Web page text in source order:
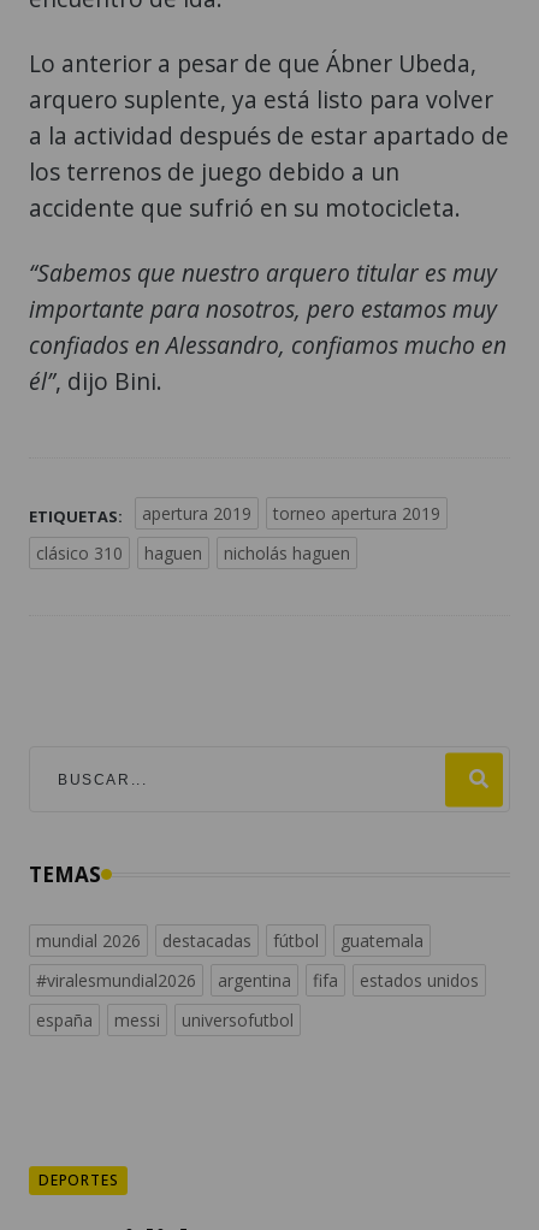
Lo anterior a pesar de que Ábner Ubeda,
arquero suplente, ya está listo para volver
a la actividad después de estar apartado de
los terrenos de juego debido a un
accidente que sufrió en su motocicleta.
“Sabemos que nuestro arquero titular es muy
importante para nosotros, pero estamos muy
confiados en Alessandro, confiamos mucho en
él”, dijo Bini.
ETIQUETAS: apertura 2019
torneo apertura 2019
clásico 310
haguen nicholás haguen
TEMAS
mundial 2026 destacadas fútbol
guatemala
#viralesmundial2026
argentina fifa
estados unidos
españa
messi universofutbol
DEPORTES